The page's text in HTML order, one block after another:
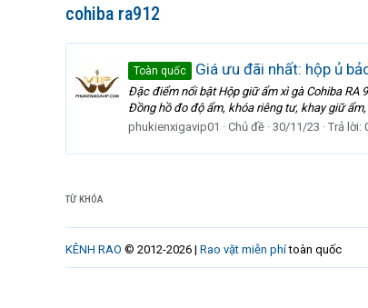
cohiba ra912
Toàn quốc Giá ưu đãi nhất: hộp ủ
Đặc điểm nổi bật Hộp giữ ẩm xì gà Cohiba RA
Đồng hồ đo độ ẩm, khóa riêng tư, khay giữ
phukienxigavip01
Chủ đề 30/11/23 Trả lời:
TỪ KHÓA
KÊNH RAO © 2012-2026 | Rao vặt miễn phítoàn quốc